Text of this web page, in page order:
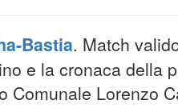
Bastia. Match
e la cronaca della
Comunale Lorenzo